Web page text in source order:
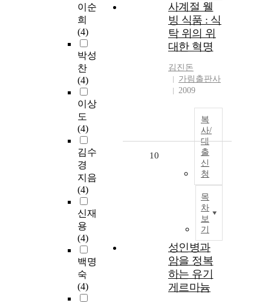
이순
희
(4)
박성
찬
(4)
이상
도
(4)
김수
경
지음
(4)
신재
용
(4)
백명
숙
(4)
사계절 웰
빙 식품 : 식
탁 위의 위
대한 혁명
김진돈
가림출판사
2009
복
사/
대
출
신
청
목
차
보
기
10
성인병과
암을 정복
하는 유기
게르마늄